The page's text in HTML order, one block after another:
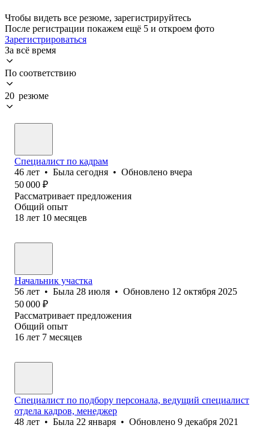
Чтобы видеть все резюме, зарегистрируйтесь
После регистрации покажем ещё 5 и откроем фото
Зарегистрироваться
За всё время
По соответствию
20 резюме
Специалист по кадрам
46 лет • Была сегодня • Обновлено вчера
50 000 ₽
Рассматривает предложения
Общий опыт
18 лет 10 месяцев
Начальник участка
56 лет • Была 28 июля • Обновлено 12 октября 2025
50 000 ₽
Рассматривает предложения
Общий опыт
16 лет 7 месяцев
Специалист по подбору персонала, ведущий специалист
отдела кадров, менеджер
48 лет • Была 22 января • Обновлено 9 декабря 2021